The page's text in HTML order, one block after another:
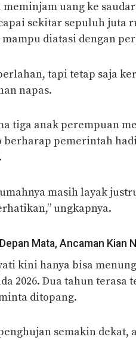
meminjam uang ke
sekitar sepuluh juta
mampu diatasi dengan
tapi tetap saja
napas.
tiga anak perempuan
berharap pemerintah
masih layak
ungkapnya.
Mata, Ancaman Kian
kini hanya bisa
2026. Dua tahun
ditopang.
semakin dekat,